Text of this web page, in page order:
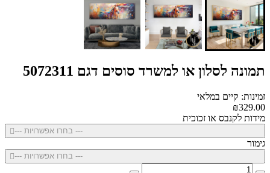
תמונה לסלון או למשרד סוסים דגם 5072311
זמינות: קיים במלאי
₪329.00
מידות לקנבס או זכוכית
--- בחרו אפשרויות ---
גימור
--- בחרו אפשרויות ---